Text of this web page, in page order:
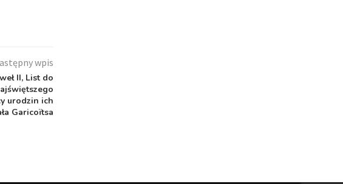
wpis
II, List do
urodzin ich
Garicoïtsa